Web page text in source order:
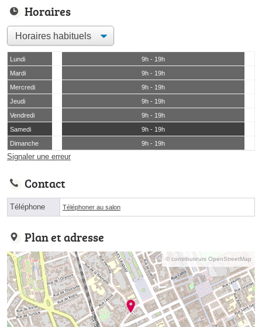
Horaires
Lundi
9h - 19h
Mardi
9h - 19h
Mercredi
9h - 19h
Jeudi
9h - 19h
Vendredi
9h - 19h
Samedi
9h - 19h
Dimanche
9h - 19h
Signaler une erreur
Contact
Téléphone Téléphoner au salon
Plan et adresse
© contributeurs OpenStreetMap